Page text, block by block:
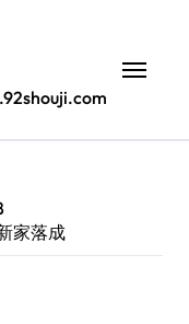
家落成